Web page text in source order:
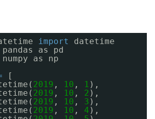
import
datetime
pandas as pd
numpy as np
[
2019 , 10 , 1 ),
2019 , 10 , 2 ),
2019 , 10 , 3 ),
2019 , 10 , 4 ),